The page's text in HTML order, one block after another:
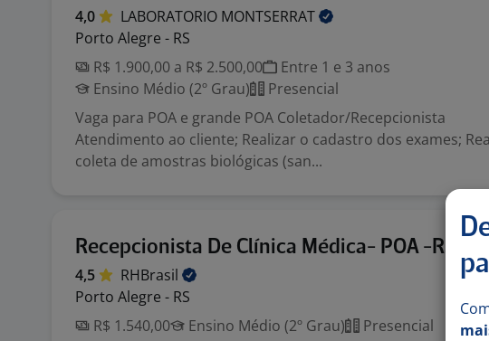
4,0 LABORATORIO MONTSERRAT
Porto Alegre - RS
R$ 1.900,00 a R$ 2.500,00
Entre 1 e 3 anos
Ensino Médio (2º Grau)
Presencial
Vaga para POA e grande POA Coletador/Recepcionista
Atendimento ao cliente; Realizar o cadastro dos exames;
coleta de amostras biológicas (san...
Recepcionista De Clínica Médica- POA -RS
4,5
RHBrasil
Porto Alegre - RS
R$ 1.540,00
Ensino Médio (2º Grau)
Presencial